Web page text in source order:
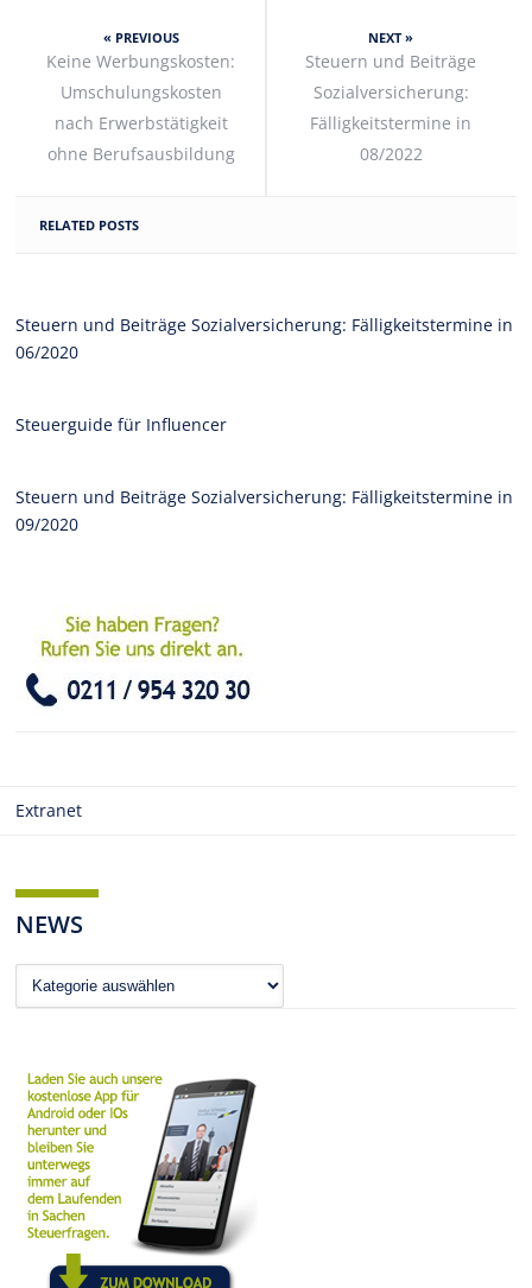
« PREVIOUS
Keine Werbungskosten:
Umschulungskosten
nach Erwerbstätigkeit
ohne Berufsausbildung
NEXT »
Steuern und Beiträge
Sozialversicherung:
Fälligkeitstermine in
08/2022
RELATED POSTS
Steuern und Beiträge Sozialversicherung: Fälligkeitstermine in
06/2020
Steuerguide für Influencer
Steuern und Beiträge Sozialversicherung: Fälligkeitstermine in
09/2020
Extranet
NEWS
News